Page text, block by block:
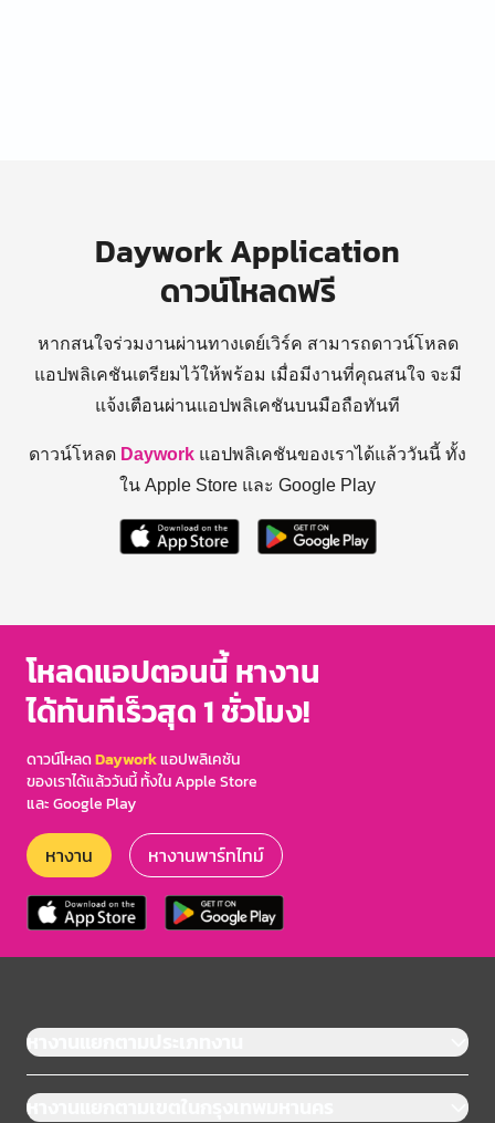
Daywork Application
ดาวน์โหลดฟรี
หากสนใจร่วมงานผ่านทางเดย์เวิร์ค สามารถดาวน์โหลด
แอปพลิเคชันเตรียมไว้ให้พร้อม เมื่อมีงานที่คุณสนใจ จะมี
แจ้งเตือนผ่านแอปพลิเคชันบนมือถือทันที
ดาวน์โหลด Daywork แอปพลิเคชันของเราได้แล้ววันนี้ ทั้ง
ใน Apple Store และ Google Play
โหลดแอปตอนนี้ หางาน
ได้ทันทีเร็วสุด 1 ชั่วโมง!
ดาวน์โหลดDayworkแอปพลิเคชัน
ของเราได้แล้ววันนี้ ทั้งใน Apple Store
และ Google Play
หางาน หางานพาร์ทไทม์
หางานแยกตามประเภทงาน
หางานแยกตามเขตในกรุงเทพมหานคร